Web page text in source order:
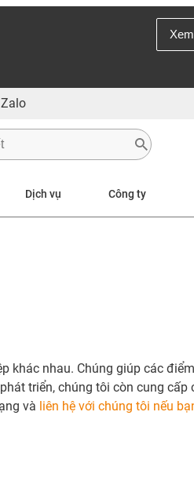
Dịch vụ Công ty
khác nhau. Chúng giúp các
triển, chúng tôi còn cung
và liên hệ với chúng tôi nếu